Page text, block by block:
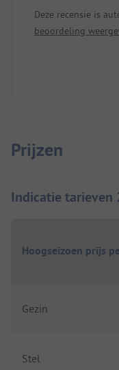
onderhouden.
Geweldige
Deze recensie is
beoordeling
Prijzen
Indicatie tarieven
Hoogseizoen prijs
Gezin
Stel